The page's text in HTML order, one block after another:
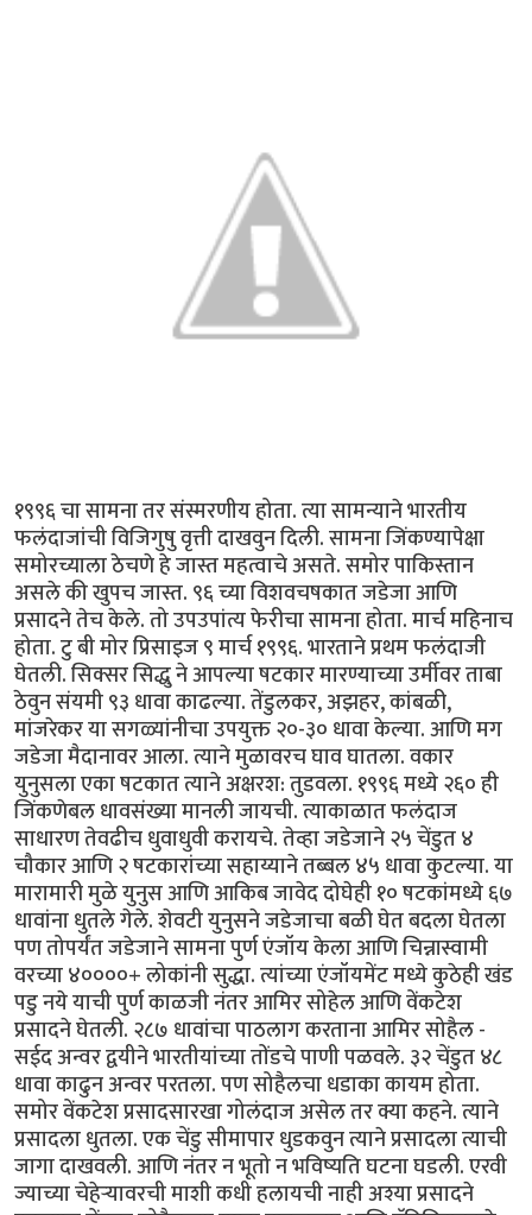
१९९६ चा सामना तर संस्मरणीय होता. त्या सामन्याने भारतीय
फलंदाजांची विजिगुषु वृत्ती दाखवुन दिली. सामना जिंकण्यापेक्षा
समोरच्याला ठेचणे हे जास्त महत्वाचे असते. समोर पाकिस्तान
असले की खुपच जास्त. ९६ च्या विशवचषकात जडेजा आणि
प्रसादने तेच केले. तो उपउपांत्य फेरीचा सामना होता. मार्च महिनाच
होता. टु बी मोर प्रिसाइज ९ मार्च १९९६. भारताने प्रथम फलंदाजी
घेतली. सिक्सर सिद्धु ने आपल्या षटकार मारण्याच्या उर्मीवर ताबा
ठेवुन संयमी ९३ धावा काढल्या. तेंडुलकर, अझहर, कांबळी,
मांजरेकर या सगळ्यांनीचा उपयुक्त २०-३० धावा केल्या. आणि मग
जडेजा मैदानावर आला. त्याने मुळावरच घाव घातला. वकार
युनुसला एका षटकात त्याने अक्षरश: तुडवला. १९९६ मध्ये २६० ही
जिंकणेबल धावसंख्या मानली जायची. त्याकाळात फलंदाज
साधारण तेवढीच धुवाधुवी करायचे. तेव्हा जडेजाने २५ चेंडुत ४
चौकार आणि २ षटकारांच्या सहाय्याने तब्बल ४५ धावा कुटल्या. या
मारामारी मुळे युनुस आणि आकिब जावेद दोघेही १० षटकांमध्ये ६७
धावांना धुतले गेले. शेवटी युनुसने जडेजाचा बळी घेत बदला घेतला
पण तोपर्यंत जडेजाने सामना पुर्ण एंजॉय केला आणि चिन्नास्वामी
वरच्या ४००००+ लोकांनी सुद्धा. त्यांच्या एंजॉयमेंट मध्ये कुठेही खंड
पडु नये याची पुर्ण काळजी नंतर आमिर सोहेल आणि वेंकटेश
प्रसादने घेतली. २८७ धावांचा पाठलाग करताना आमिर सोहैल -
सईद अन्वर द्वयीने भारतीयांच्या तोंडचे पाणी पळवले. ३२ चेंडुत ४८
धावा काढुन अन्वर परतला. पण सोहैलचा धडाका कायम होता.
समोर वेंकटेश प्रसादसारखा गोलंदाज असेल तर क्या कहने. त्याने
प्रसादला धुतला. एक चेंडु सीमापार धुडकवुन त्याने प्रसादला त्याची
जागा दाखवली. आणि नंतर न भूतो न भविष्यति घटना घडली. एरवी
ज्याच्या चेहेर्‍यावरची माशी कधी हलायची नाही अश्या प्रसादने